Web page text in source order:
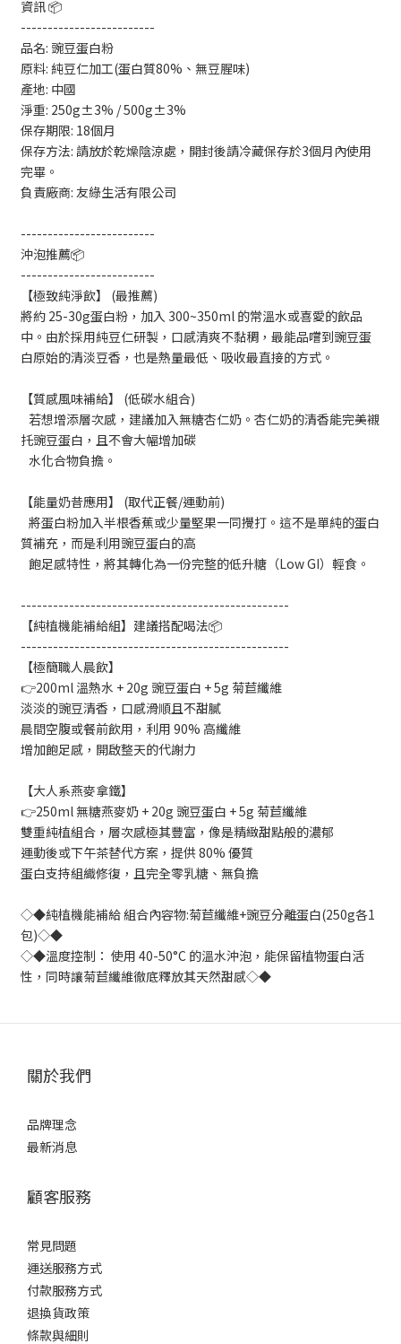
資訊 📦
-------------------------
品名: 豌豆蛋白粉
原料: 純豆仁加工(蛋白質80%、無豆腥味)
產地: 中國
淨重: 250g±3% / 500g±3%
保存期限: 18個月
保存方法: 請放於乾燥陰涼處，開封後請冷藏保存於3個月內使用
完畢。
負責廠商: 友綠生活有限公司
-------------------------
沖泡推薦📦
-------------------------
【極致純淨飲】 (最推薦)
將約 25-30g蛋白粉，加入 300~350ml 的常溫水或喜愛的飲品
中。由於採用純豆仁研製，口感清爽不黏稠，最能品嚐到豌豆蛋
白原始的清淡豆香，也是熱量最低、吸收最直接的方式。
【質感風味補給】 (低碳水組合)
若想增添層次感，建議加入無糖杏仁奶。杏仁奶的清香能完美襯
托豌豆蛋白，且不會大幅增加碳
水化合物負擔。
【能量奶昔應用】 (取代正餐/運動前)
將蛋白粉加入半根香蕉或少量堅果一同攪打。這不是單純的蛋白
質補充，而是利用豌豆蛋白的高
飽足感特性，將其轉化為一份完整的低升糖（Low GI）輕食。
--------------------------------------------------
【純植機能補給組】建議搭配喝法📦
--------------------------------------------------
【極簡職人晨飲】
👉200ml 溫熱水 + 20g 豌豆蛋白 + 5g 菊苣纖維
淡淡的豌豆清香，口感滑順且不甜膩
晨間空腹或餐前飲用，利用 90% 高纖維
增加飽足感，開啟整天的代謝力
【大人系燕麥拿鐵】
👉250ml 無糖燕麥奶 + 20g 豌豆蛋白 + 5g 菊苣纖維
雙重純植組合，層次感極其豐富，像是精緻甜點般的濃郁
運動後或下午茶替代方案，提供 80% 優質
蛋白支持組織修復，且完全零乳糖、無負擔
◇◆純植機能補給 組合內容物:菊苣纖維+豌豆分離蛋白(250g各1
包)◇◆
◇◆溫度控制： 使用 40-50°C 的溫水沖泡，能保留植物蛋白活
性，同時讓菊苣纖維徹底釋放其天然甜感◇◆
關於我們
品牌理念
最新消息
顧客服務
常見問題
運送服務方式
付款服務方式
退換貨政策
條款與細則